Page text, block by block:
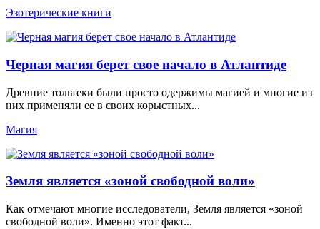
Эзотерические книги
Черная магия берет свое начало в Атлантиде
Древние тольтеки были просто одержимы магией и многие из
них применяли ее в своих корыстных...
Магия
Земля является «зоной свободной воли»
Как отмечают многие исследователи, Земля является «зоной
свободной воли». Именно этот факт...